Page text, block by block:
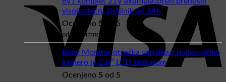
visokotlačni čistilnik 2x 3Ah
Ocenjeno 5 od 5
od Anonimno
Baby Monitor otroška varuška z nočno video
kamero in 2.8″ LCD zaslonom
Ocenjeno 5 od 5